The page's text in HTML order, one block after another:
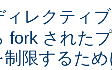
ィレクティ
fork された
制限するた